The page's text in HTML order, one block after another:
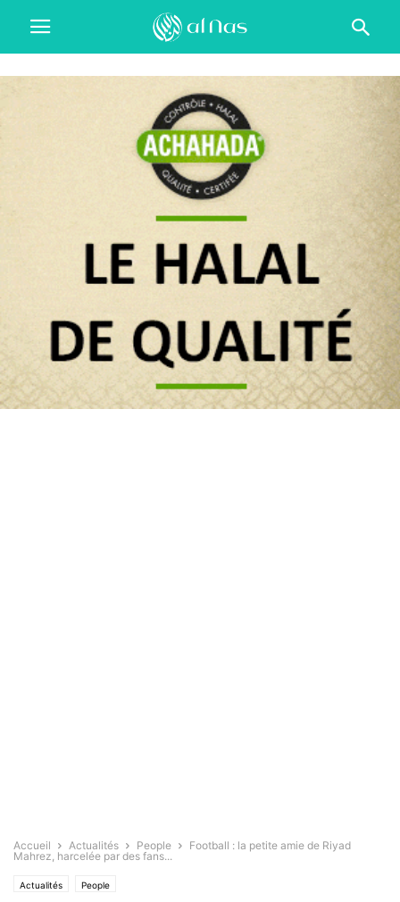
Accueil Actualités People
Football : la petite amie de Riyad
Mahrez, harcelée par des fans...
Actualités People